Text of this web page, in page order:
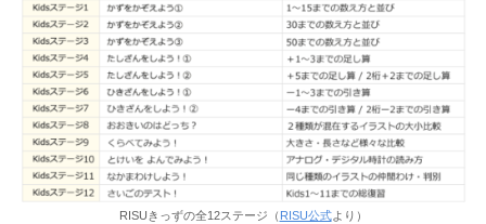
RISUきっずの全12ステージ（ RISU公式より）